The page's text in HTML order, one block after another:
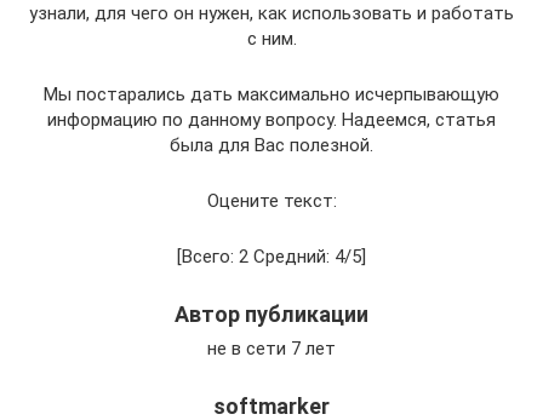
узнали, для чего он нужен, как использовать и работать
с ним.
Мы постарались дать максимально исчерпывающую
информацию по данному вопросу. Надеемся, статья
была для Вас полезной.
Оцените текст:
[Всего: 2 Средний: 4/5]
Автор публикации
не в сети 7 лет
softmarker